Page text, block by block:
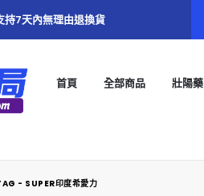
持7天內無理由退換貨
首頁 全部商品 壯陽藥
- SUPER印度希愛力